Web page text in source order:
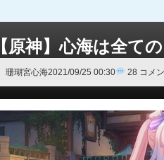
【原神】心海は全て
珊瑚宮心海2021/09/25 00:30 28 コメ